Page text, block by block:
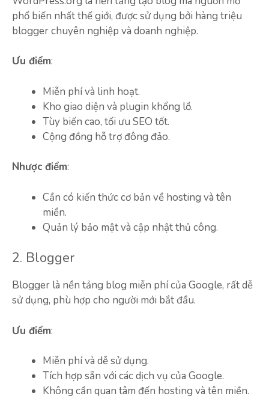
phổ biến nhất thế giới, được sử dụng bởi hàng triệu
blogger chuyên nghiệp và doanh nghiệp.
Ưu điểm:
Miễn phí và linh hoạt.
Kho giao diện và plugin khổng lồ.
Tùy biến cao, tối ưu SEO tốt.
Cộng đồng hỗ trợ đông đảo.
Nhược điểm:
Cần có kiến thức cơ bản về hosting và tên
miền.
Quản lý bảo mật và cập nhật thủ công.
2. Blogger
Blogger là nền tảng blog miễn phí của Google, rất dễ
sử dụng, phù hợp cho người mới bắt đầu.
Ưu điểm:
Miễn phí và dễ sử dụng.
Tích hợp sẵn với các dịch vụ của Google.
Không cần quan tâm đến hosting và tên miền.